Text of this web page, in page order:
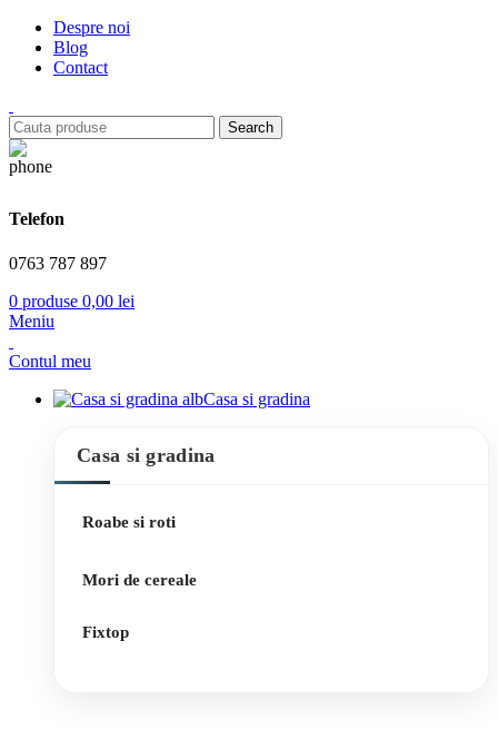
Despre noi
Blog
Contact
Search
Telefon
0763 787 897
0 produse 0,00 lei
Meniu
Contul meu
Casa si gradina
Casa si gradina
Roabe si roti
Mori de cereale
Fixtop